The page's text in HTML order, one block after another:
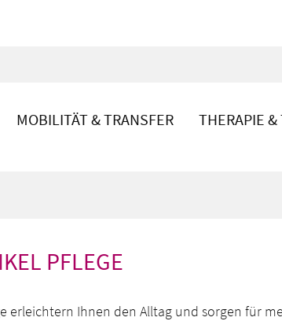
MOBILITÄT & TRANSFER THERAPIE
PFLEGE
erleichtern Ihnen den Alltag und sorgen für